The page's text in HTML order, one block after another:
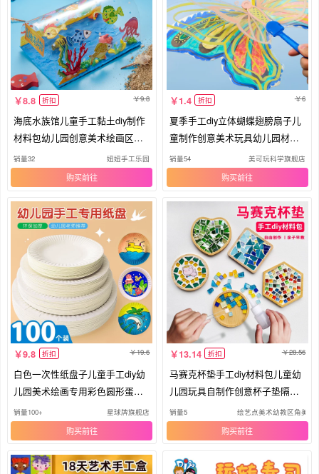
8.8 折扣 9.8
海底水族馆儿童手工黏土diy制作
材料包幼儿园创意美术绘画区玩
具
销量32 妞妞手工乐园
购买
1.4 折扣 6
夏季手工diy立体蝴蝶翅膀扇子儿
童制作创意美术玩具幼儿园材料
包
销量54 美可玩科学旗舰店
购买
9.8 折扣 19.6
白色一次性纸盘子儿童手工diy幼
儿园美术绘画专用彩色圆形蛋糕
盘制作材料包7寸8寸粘贴涂鸦画
画创意圆形彩盘
销量100+ 星球牌旗舰店
购买
13.14 折扣 28.56
马赛克杯垫手工diy材料包儿童幼
儿园玩具自制作创意杯子垫隔热
垫
销量5 绘艺点美术幼教区角美劳
购买